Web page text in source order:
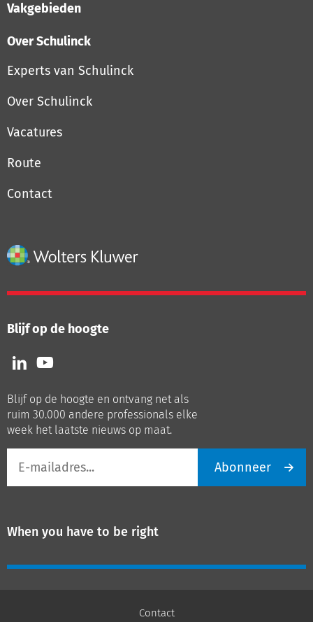
Vakgebieden
Over Schulinck
Experts van Schulinck
Over Schulinck
Vacatures
Route
Contact
Blijf op de hoogte
Volg
ons
LinkedIn
Volg
ons
Youtube
Blijf op de hoogte en ontvang net als
ruim 30.000 andere professionals elke
week het laatste nieuws op maat.
mailadres
Abonneer
When you have to be right
Contact